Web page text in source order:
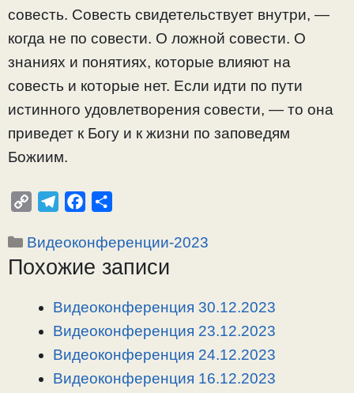
совесть. Совесть свидетельствует внутри, —
когда не по совести. О ложной совести. О
знаниях и понятиях, которые влияют на
совесть и которые нет. Если идти по пути
истинного удовлетворения совести, — то она
приведет к Богу и к жизни по заповедям
Божиим.
p
y
l
e
r
a
c
e
o
п
р
в
Рубрики
Видеоконференции-2023
Похожие записи
Видеоконференция 30.12.2023
Видеоконференция 23.12.2023
Видеоконференция 24.12.2023
Видеоконференция 16.12.2023